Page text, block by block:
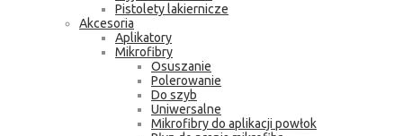
Pistolety lakiernicze
Akcesoria
Aplikatory
Mikrofibry
Osuszanie
Polerowanie
Do szyb
Uniwersalne
Mikrofibry do aplikacji powłok